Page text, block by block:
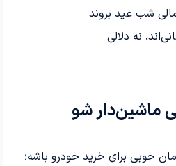
شب عید بروند
نه دلالی
ماشین‌دار شو
خوبی برای خرید خودرو باشه؛